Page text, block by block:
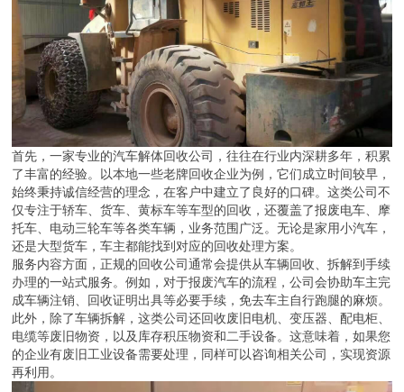
首先，一家专业的汽车解体回收公司，往往在行业内深耕多年，积累
了丰富的经验。以本地一些老牌回收企业为例，它们成立时间较早，
始终秉持诚信经营的理念，在客户中建立了良好的口碑。这类公司不
仅专注于轿车、货车、黄标车等车型的回收，还覆盖了报废电车、摩
托车、电动三轮车等各类车辆，业务范围广泛。无论是家用小汽车，
还是大型货车，车主都能找到对应的回收处理方案。
服务内容方面，正规的回收公司通常会提供从车辆回收、拆解到手续
办理的一站式服务。例如，对于报废汽车的流程，公司会协助车主完
成车辆注销、回收证明出具等必要手续，免去车主自行跑腿的麻烦。
此外，除了车辆拆解，这类公司还回收废旧电机、变压器、配电柜、
电缆等废旧物资，以及库存积压物资和二手设备。这意味着，如果您
的企业有废旧工业设备需要处理，同样可以咨询相关公司，实现资源
再利用。